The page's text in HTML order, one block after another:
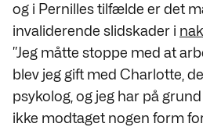
og i Pernilles tilfælde er det
invaliderende slidskader i
”Jeg måtte stoppe med at
blev jeg gift med Charlotte,
psykolog, og jeg har på
ikke modtaget nogen form